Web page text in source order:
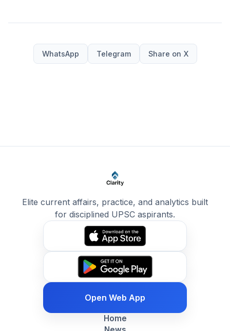
WhatsApp Telegram Share on X
Elite current affairs, practice, and analytics built
for disciplined UPSC aspirants.
Open Web App
Home